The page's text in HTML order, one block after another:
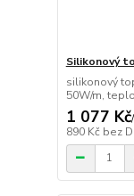
Silikonový
silikonový
50W/m,
1 077 Kč/
890 Kč bez